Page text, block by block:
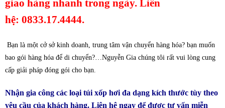
giao hàng nhanh trong ngày. Liên
hệ: 0833.17.4444.
Bạn là một cở sở kinh doanh, trung tâm vận chuyển hàng hóa? bạn muốn
bao gói hàng hóa để di chuyển?…Nguyễn Gia chúng tôi rất vui lòng cung
cấp giải pháp đóng gói cho bạn.
Nhận gia công các loại túi xốp hơi đa dạng kích thước tùy theo
yêu cầu của khách hàng. Liên hệ ngay để được tư vấn miễn